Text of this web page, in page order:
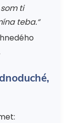
ti
teba.“